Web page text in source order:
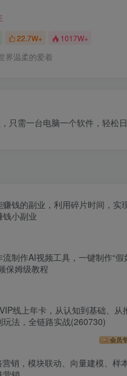
22.7W+ 1017W+
界温柔的爱着
只需一台电脑一个软件，轻松
钱的副业，利用碎片时间，实
钱小副业
制作AI视频工具，一键制作“假
保姆级教程
线上年卡，从认知到基础、从
玩法，全链路实战(260730)
会员
销，模块联动、向量建模、样